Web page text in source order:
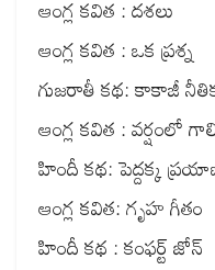
ఆంగ్ల కవిత : దశలు
ఆంగ్ల కవిత : ఒక ప్రశ్న
గుజరాతీ కథ: కాకాజీ
ఆంగ్ల కవిత : వర్షంలో
హిందీ కథ: పెద్దక్క
ఆంగ్ల కవిత: గృహ గీతం
హిందీ కథ : కంఫర్ట్ జోన్